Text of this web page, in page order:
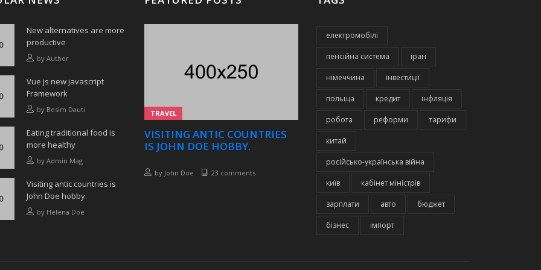
New alternatives are more
productive
by Author
Vue js new javascript
Framework
by Besim Dauti
Eating traditional food is
more healthy
by Admin Mag
Visiting antic countries is
John Doe hobby.
by Helena Doe
TRAVEL
VISITING ANTIC COUNTRIES
IS JOHN DOE HOBBY.
by John Doe 23 comments
електромобілі
пенсійна система іран
німеччина інвестиції
польща кредит інфляція
робота реформи тарифи
китай
російсько-українська війна
київ кабінет міністрів
зарплати авто бюджет
бізнес імпорт